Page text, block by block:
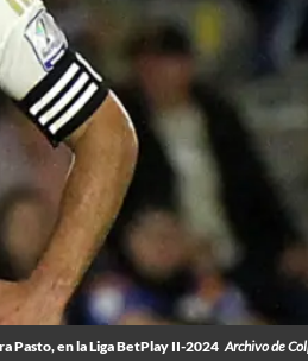
Pasto, en la Liga BetPlay II-2024 Archivo de